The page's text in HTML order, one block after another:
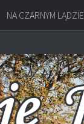
NA CZARNYM LĄDZIE